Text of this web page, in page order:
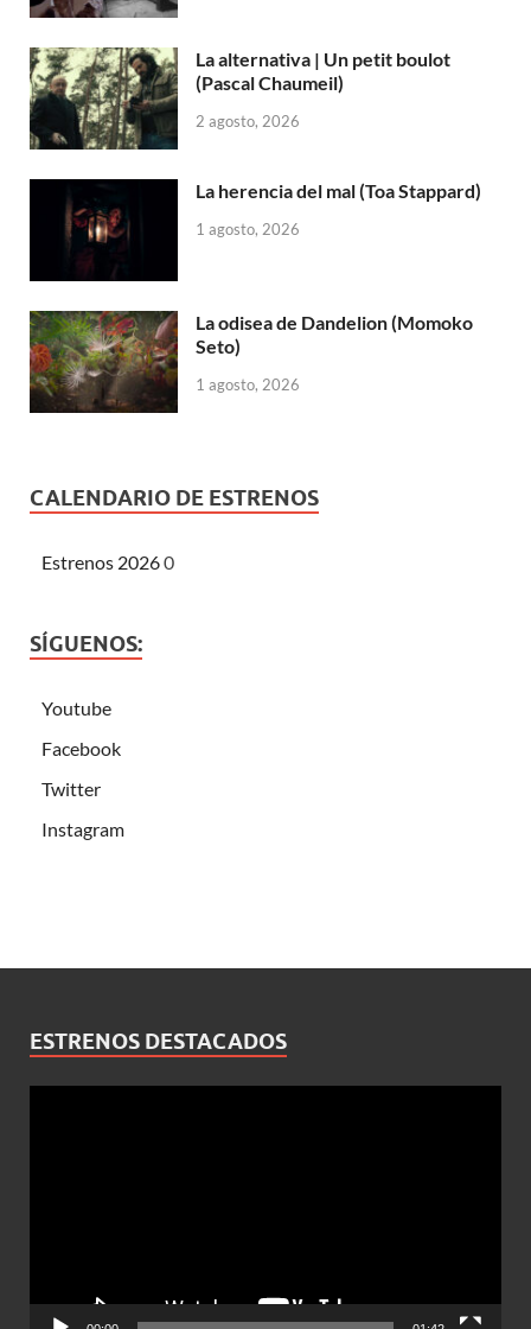
La alternativa | Un petit boulot
(Pascal Chaumeil)
2 agosto, 2026
La herencia del mal (Toa Stappard)
1 agosto, 2026
La odisea de Dandelion (Momoko
Seto)
1 agosto, 2026
CALENDARIO DE ESTRENOS
Estrenos 20260
SÍGUENOS:
Youtube
Facebook
Twitter
Instagram
ESTRENOS DESTACADOS